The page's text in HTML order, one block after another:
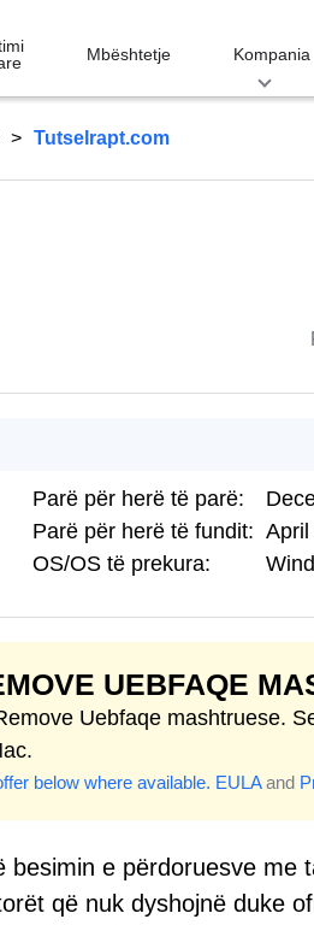
Mbështetje Kompania
Tutselrapt.com
Parë për herë të parë:
Parë për herë të fundit: April
OS/OS të prekura:
UEBFAQE
Uebfaqe mashtruese.
below where available. EULAand
e përdoruesve me
që nuk dyshojnë duke